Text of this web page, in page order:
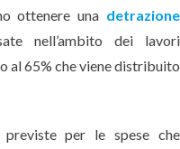
ottenere una detrazione
nell’ambito dei lavori
al 65% che viene distribuito
per le spese che